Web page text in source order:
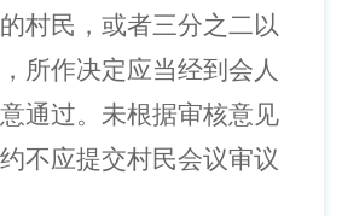
村民，或者三分之二以
所作决定应当经到会人
通过。未根据审核意见
不应提交村民会议审议